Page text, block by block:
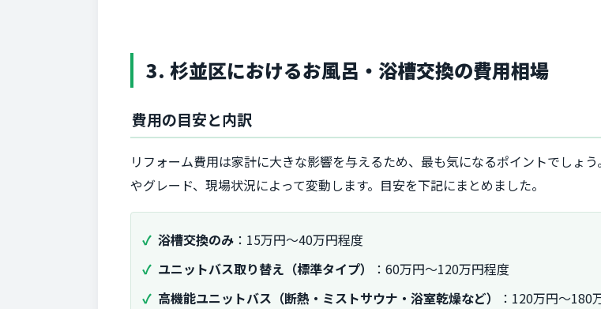
3. 杉並区におけるお風呂・浴槽交換の費用相場
費用の目安と内訳
リフォーム費用は家計に大きな影響を与えるため、最も気になるポイントでしょ
やグレード、現場状況によって変動します。目安を下記にまとめました。
浴槽交換のみ ：15万円～40万円程度
ユニットバス取り替え（標準タイプ）
：60万円～120万円程度
高機能ユニットバス（断熱・ミストサウナ・浴室乾燥など）
：120万円～180